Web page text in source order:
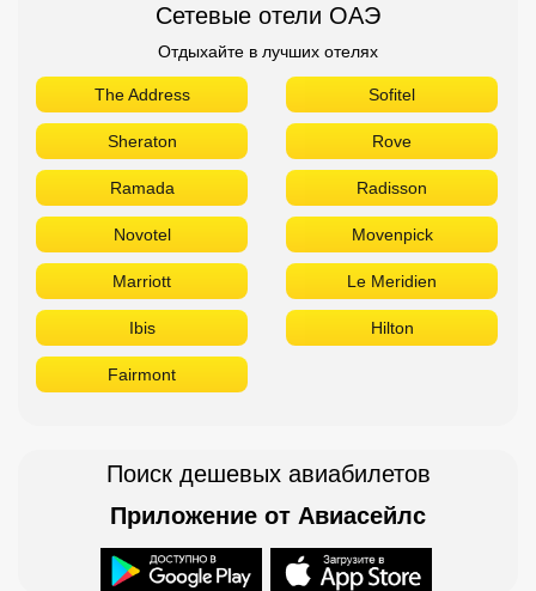
Сетевые отели ОАЭ
Отдыхайте в лучших отелях
The Address Sofitel
Sheraton Rove
Ramada Radisson
Novotel Movenpick
Marriott Le Meridien
Ibis Hilton
Fairmont
Поиск дешевых авиабилетов
Приложение от Авиасейлс